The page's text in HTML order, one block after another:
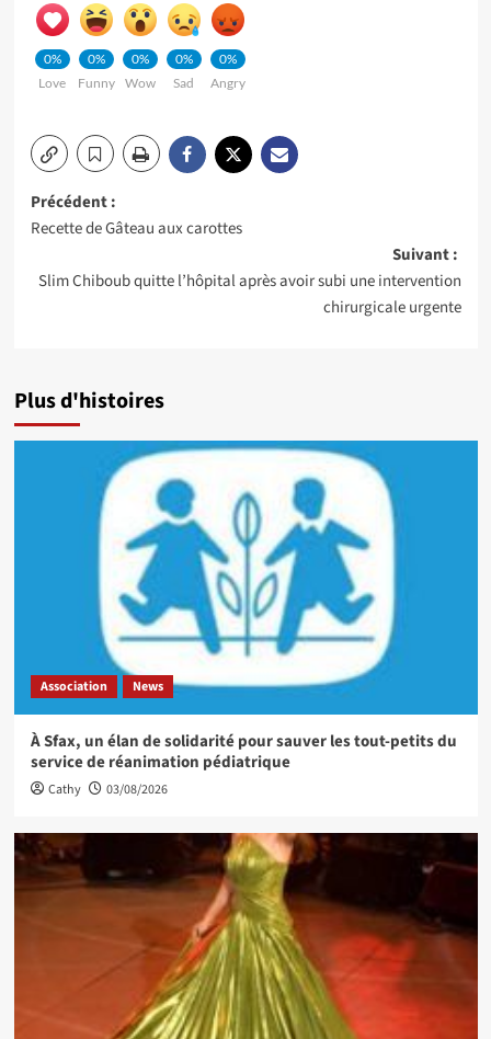
0%
Love
0%
Funny
0%
Wow
0%
Sad
0%
Angry
Navigation
Précédent :
Recette de Gâteau aux carottes
Suivant :
Slim Chiboub quitte l’hôpital après avoir subi une intervention
chirurgicale urgente
Plus d'histoires
Association News
À Sfax, un élan de solidarité pour sauver les tout-petits du
service de réanimation pédiatrique
Cathy 03/08/2026